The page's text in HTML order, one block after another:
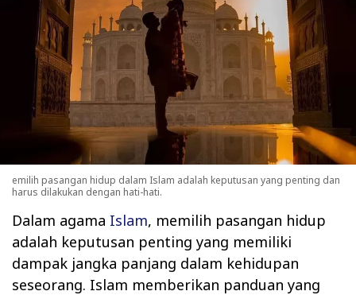
emilih pasangan hidup dalam Islam adalah keputusan yang penting dan
harus dilakukan dengan hati-hati.
Dalam agama Islam, memilih pasangan hidup
adalah keputusan penting yang memiliki
dampak jangka panjang dalam kehidupan
seseorang. Islam memberikan panduan yang